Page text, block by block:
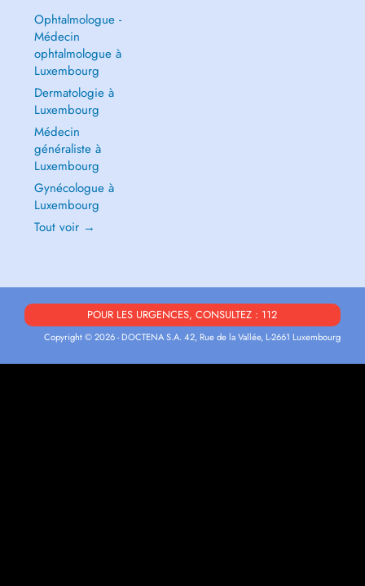
Ophtalmologue -
Médecin
ophtalmologue à
Luxembourg
Dermatologie à
Luxembourg
Médecin
généraliste à
Luxembourg
Gynécologue à
Luxembourg
Tout voir →
POUR LES URGENCES, CONSULTEZ : 112
Copyright © 2026 - DOCTENA S.A. 42, Rue de la Vallée, L-2661 Luxembourg